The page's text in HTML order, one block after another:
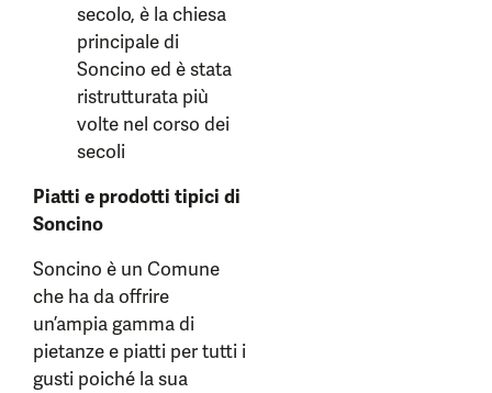
secolo, è la chiesa
principale di
Soncino ed è stata
ristrutturata più
volte nel corso dei
secoli
Piatti e prodotti tipici di
Soncino
Soncino è un Comune
che ha da offrire
un’ampia gamma di
pietanze e piatti per tutti i
gusti poiché la sua